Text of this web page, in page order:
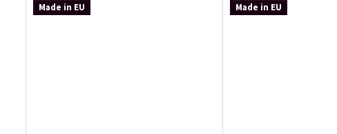
Made in EU Made in EU